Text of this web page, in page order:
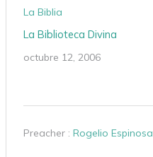
La Biblia
La Biblioteca Divina
octubre 12, 2006
Preacher : Rogelio Espinosa